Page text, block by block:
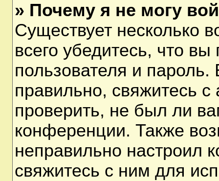
» Почему я не могу
Существует несколько
всего убедитесь, что
пользователя и
правильно, свяжитесь
проверить, не был ли
конференции. Также
неправильно настроил
свяжитесь с ним для